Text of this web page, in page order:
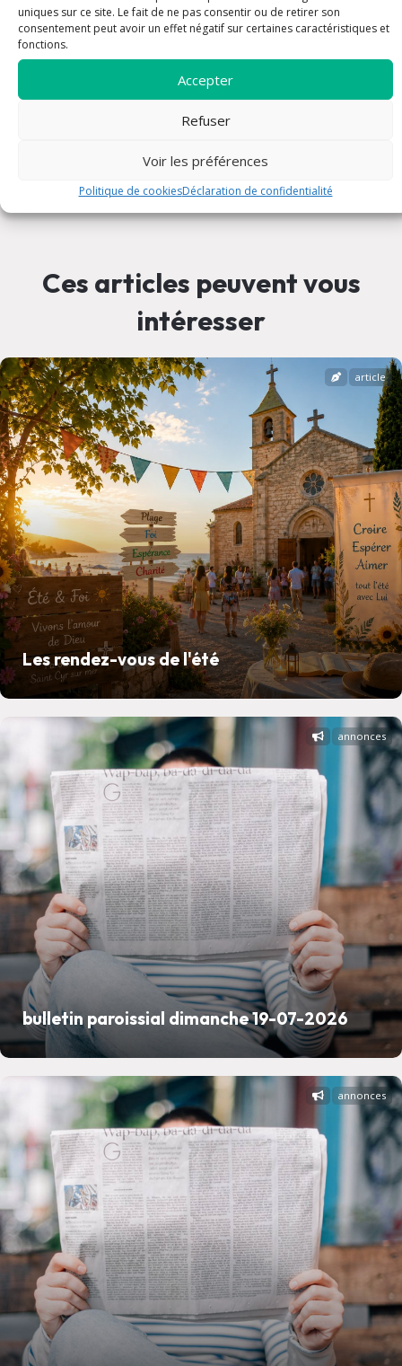
uniques sur ce site. Le fait de ne pas consentir ou de retirer son
consentement peut avoir un effet négatif sur certaines caractéristiques et
fonctions.
Accepter
Refuser
Voir les préférences
Politique de cookiesDéclaration de confidentialité
Rencontre
Solidarité
Publié le 24 mars 2025
Ces articles peuvent vous
intéresser
Les rendez-vous de l'été
article
bulletin paroissial dimanche 19-07-2026
annonces
annonces